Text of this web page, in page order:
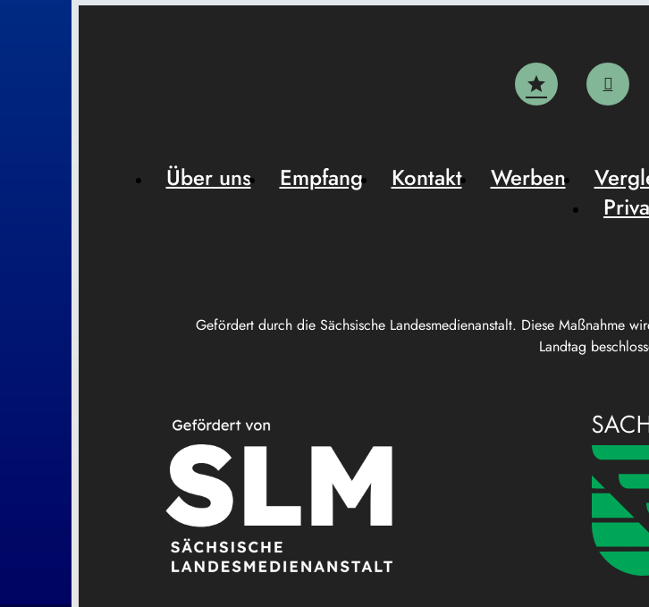
Gefördert durch die Sächsische Landesmedienanstalt. Diese Maßnahme
Landtag
Über uns Empfang Kontakt Werben